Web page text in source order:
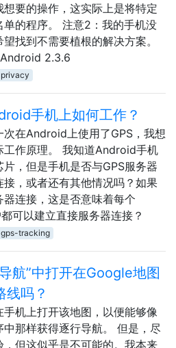
想要的操作，这实际上是将特定
单的程序。 注意2：我的手机没
找到不需要植根的解决方案。
2.3.6
privacy
手机上如何工作？
次在Android上使用了GPS，我想
工作原理。 我知道Android手机
片，但是手机是否与GPS服务器
接，或者还有其他情况吗？如果
器连接，这是否意味着每个
可以建立直接服务器连接？
gps-tracking
航”中打开在Google地图
线吗？
手机上打开该地图，以便能够像
中那样获得逐行导航。 但是，尽
，但这似乎是不可能的。我本来